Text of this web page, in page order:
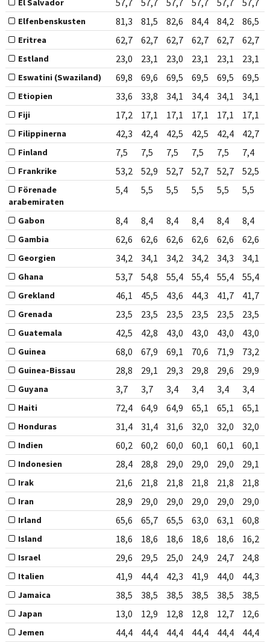
El Salvador 57,7 57,7 57,7 57,7 57,7 57,7
Elfenbenskusten 81,3 81,5 82,6 84,4 84,2 86,5
Eritrea 62,7 62,7 62,7 62,7 62,7 62,7
Estland 23,0 23,1 23,0 23,1 23,1 23,1
Eswatini (Swaziland) 69,8 69,6 69,5 69,5 69,5 69,5
Etiopien 33,6 33,8 34,1 34,4 34,1 34,1
Fiji 17,2 17,1 17,1 17,1 17,1 17,1
Filippinerna 42,3 42,4 42,5 42,5 42,4 42,7
Finland 7,5 7,5 7,5 7,5 7,5 7,4
Frankrike 53,2 52,9 52,7 52,7 52,7 52,5
Förenade
arabemiraten
5,4 5,5 5,5 5,5 5,5 5,5
Gabon 8,4 8,4 8,4 8,4 8,4 8,4
Gambia 62,6 62,6 62,6 62,6 62,6 62,6
Georgien 34,2 34,1 34,2 34,2 34,3 34,1
Ghana 53,7 54,8 55,4 55,4 55,4 55,4
Grekland 46,1 45,5 43,6 44,3 41,7 41,7
Grenada 23,5 23,5 23,5 23,5 23,5 23,5
Guatemala 42,5 42,8 43,0 43,0 43,0 43,0
Guinea 68,0 67,9 69,1 70,6 71,9 73,2
Guinea-Bissau 28,8 29,1 29,3 29,8 29,6 29,9
Guyana 3,7 3,7 3,4 3,4 3,4 3,4
Haiti 72,4 64,9 64,9 65,1 65,1 65,1
Honduras 31,4 31,4 31,6 32,0 32,0 32,0
Indien 60,2 60,2 60,0 60,1 60,1 60,1
Indonesien 28,4 28,8 29,0 29,0 29,0 29,1
Irak 21,6 21,8 21,8 21,8 21,8 21,8
Iran 28,9 29,0 29,0 29,0 29,0 29,0
Irland 65,6 65,7 65,5 63,0 63,1 60,8
Island 18,6 18,6 18,6 18,6 18,6 16,2
Israel 29,6 29,5 25,0 24,9 24,7 24,8
Italien 41,9 44,4 42,3 41,9 44,0 44,3
Jamaica 38,5 38,5 38,5 38,5 38,5 38,5
Japan 13,0 12,9 12,8 12,8 12,7 12,6
Jemen 44,4 44,4 44,4 44,4 44,4 44,4